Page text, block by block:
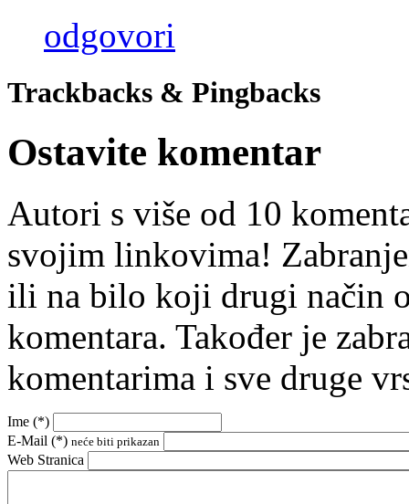
odgovori
Trackbacks & Pingbacks
Ostavite komentar
Autori s više od 10
svojim linkovima!
ili na bilo koji drugi način
komentara. Također je
komentarima i sve druge
Ime (*)
E-Mail (*) neće biti prikazan
Web Stranica